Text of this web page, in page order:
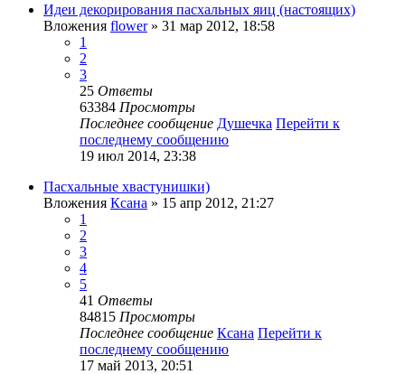
Идеи декорирования пасхальных яиц (настоящих)
Вложения flower» 31 мар 2012, 18:58
1
2
3
25 Ответы
63384 Просмотры
Последнее сообщение Душечка Перейти к
последнему сообщению
19 июл 2014, 23:38
Пасхальные хвастунишки)
Вложения Ксана » 15 апр 2012, 21:27
1
2
3
4
5
41 Ответы
84815 Просмотры
Последнее сообщение Ксана Перейти к
последнему сообщению
17 май 2013, 20:51